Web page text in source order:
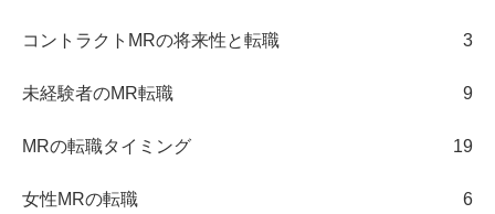
コントラクトMRの将来性と転職 3
未経験者のMR転職 9
MRの転職タイミング 19
女性MRの転職 6